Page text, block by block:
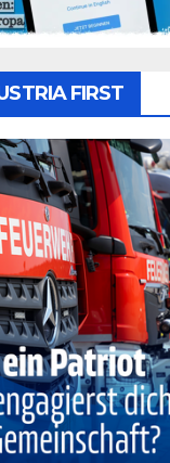
FIRST